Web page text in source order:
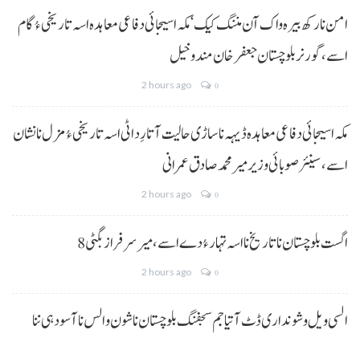
امن نا رکھ بیرہ واک آن مننگ کیک‘ مکہ اسیجائی دفاعی معاہدہ اسہ تاریخی ءُ گام
اسے،گورنر بلوچستان جعفر خان مندوخیل
2 hours ago 0
مکہ اسیجائی دفاعی معاہدہ ڈیہہ نا ساڑی حالیت آتا رِد اٹی اسہ تاریخی ءُ مزل نا نشان
اسے،سینئر صوبائی وزیر میر محمد صادق عمرانی
2 hours ago 0
8 اگست بلوچستان نا تاریخ نا اسہ تہار ءُ دے اسے، میرسرفراز بگٹی
2 hours ago 0
السی ویل و شونداری ڈٹ آتیا جم سجفنگ بلوچستان نا شون و الس نا آسودہی ننا